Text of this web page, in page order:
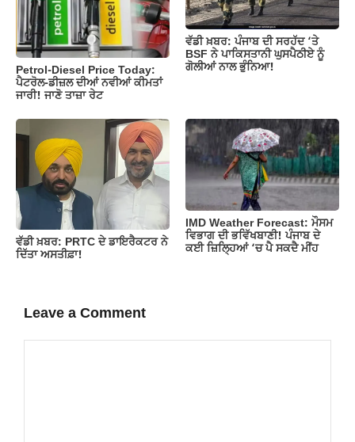
Petrol-Diesel Price Today:
ਪੈਟਰੋਲ-ਡੀਜ਼ਲ ਦੀਆਂ ਨਵੀਆਂ ਕੀਮਤਾਂ
ਜਾਰੀ! ਜਾਣੋ ਤਾਜ਼ਾ ਰੇਟ
ਵੱਡੀ ਖ਼ਬਰ: ਪੰਜਾਬ ਦੀ ਸਰਹੱਦ ‘ਤੇ
BSF ਨੇ ਪਾਕਿਸਤਾਨੀ ਘੁਸਪੈਠੀਏ ਨੂੰ
ਗੋਲੀਆਂ ਨਾਲ ਭੁੰਨਿਆ!
ਵੱਡੀ ਖ਼ਬਰ: PRTC ਦੇ ਡਾਇਰੈਕਟਰ ਨੇ
ਦਿੱਤਾ ਅਸਤੀਫ਼ਾ!
IMD Weather Forecast: ਮੌਸਮ
ਵਿਭਾਗ ਦੀ ਭਵਿੱਖਬਾਣੀ! ਪੰਜਾਬ ਦੇ
ਕਈ ਜ਼ਿਲ੍ਹਿਆਂ ‘ਚ ਪੈ ਸਕਦੈ ਮੀਂਹ
Leave a Comment